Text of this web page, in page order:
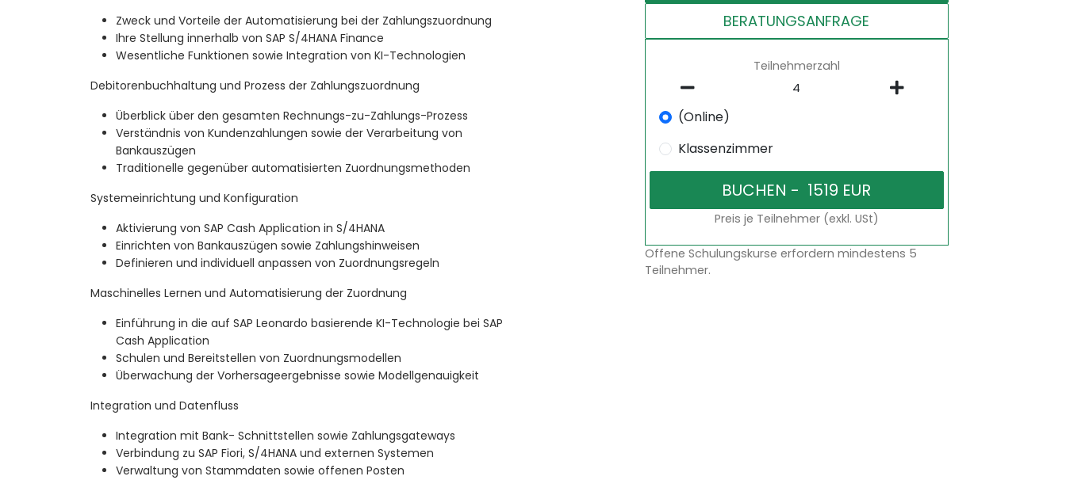
Zweck und Vorteile der Automatisierung bei der Zahlungszuordnung
Ihre Stellung innerhalb von SAP S/4HANA Finance
Wesentliche Funktionen sowie Integration von KI-Technologien
Debitorenbuchhaltung und Prozess der Zahlungszuordnung
Überblick über den gesamten Rechnungs-zu-Zahlungs-Prozess
Verständnis von Kundenzahlungen sowie der Verarbeitung von
Bankauszügen
Traditionelle gegenüber automatisierten Zuordnungsmethoden
Systemeinrichtung und Konfiguration
Aktivierung von SAP Cash Application in S/4HANA
Einrichten von Bankauszügen sowie Zahlungshinweisen
Definieren und individuell anpassen von Zuordnungsregeln
Maschinelles Lernen und Automatisierung der Zuordnung
Einführung in die auf SAP Leonardo basierende KI-Technologie bei SAP
Cash Application
Schulen und Bereitstellen von Zuordnungsmodellen
Überwachung der Vorhersageergebnisse sowie Modellgenauigkeit
Integration und Datenfluss
Integration mit Bank- Schnittstellen sowie Zahlungsgateways
Verbindung zu SAP Fiori, S/4HANA und externen Systemen
Verwaltung von Stammdaten sowie offenen Posten
BERATUNGSANFRAGE
Teilnehmerzahl
(Online)
Klassenzimmer
Preis je Teilnehmer (exkl. USt)
Offene Schulungskurse erfordern mindestens 5
Teilnehmer.